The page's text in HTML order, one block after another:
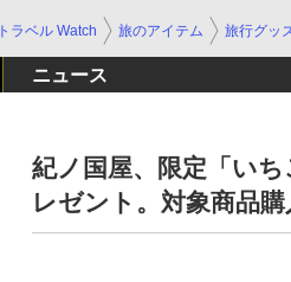
トラベル Watch 旅のアイテム 旅行グッ
ニュース
紀ノ国屋、限定「い
レゼント。対象商品